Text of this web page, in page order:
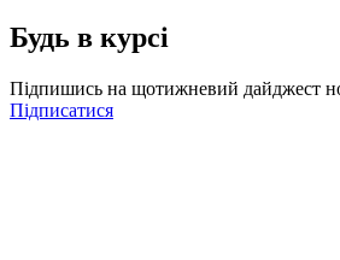
Будь в курсі
Підпишись на щотижневий дайджест
Підписатися